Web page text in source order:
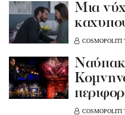
Μια
COSMOPOLITI
COSMOPOLITI